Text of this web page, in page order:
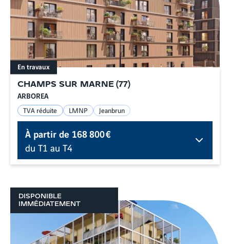
CHAMPS SUR MARNE (77)
ARBOREA
En travaux
TVA réduite LMNP Jeanbrun
À partir de168 800 €
du T1 au T4
DISPONIBLE
IMMÉDIATEMENT